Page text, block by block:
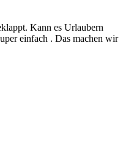
Kann es Urlaubern
einfach . Das machen wir